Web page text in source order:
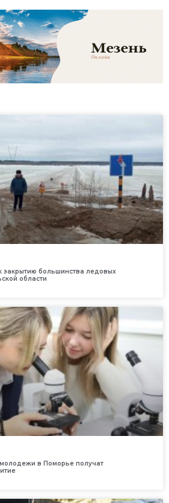
закрытию большинства ледовых
области
в Поморье получат